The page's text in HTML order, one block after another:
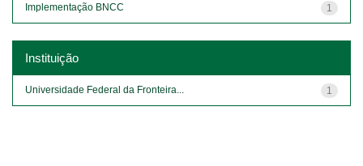
1
Implementação BNCC
Instituição
1
Universidade Federal da Fronteira...